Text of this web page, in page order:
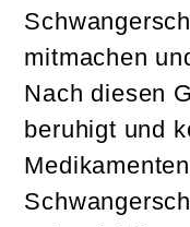
mitmachen
Nach diesen
beruhigt und